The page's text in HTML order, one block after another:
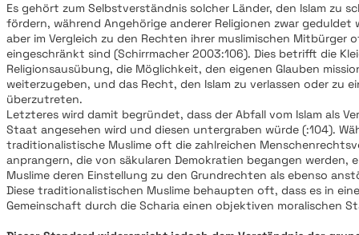
Es gehört zum Selbstverständnis solcher Länder, den Islam zu
fördern, während Angehörige anderer Religionen zwar geduldet
aber im Vergleich zu den Rechten ihrer muslimischen Mitbürger
eingeschränkt sind (Schirrmacher 2003:106). Dies betrifft die
Religionsausübung, die Möglichkeit, den eigenen Glauben
weiterzugeben, und das Recht, den Islam zu verlassen oder zu
überzutreten.
Letzteres wird damit begründet, dass der Abfall vom Islam als
Staat angesehen wird und diesen untergraben würde (:104).
traditionalistische Muslime oft die zahlreichen
anprangern, die von säkularen Demokratien begangen werden,
Muslime deren Einstellung zu den Grundrechten als ebenso
Diese traditionalistischen Muslime behaupten oft, dass es in
Gemeinschaft durch die Scharia einen objektiven moralischen